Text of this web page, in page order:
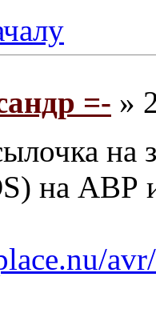
=- »
на
на АВР